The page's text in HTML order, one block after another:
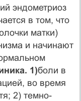
эндометриоз
в том, что
матки)
и начинают
1)боли в
во время
2) темно-